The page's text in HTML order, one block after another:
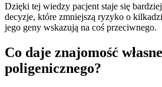
Dzięki tej wiedzy pacjent staje się
decyzje, które zmniejszą ryzyko o
jego geny wskazują na coś przeciwnego.
Co daje znajomość
poligenicznego?